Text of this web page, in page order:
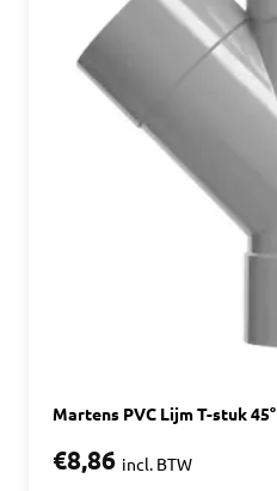
Martens PVC Lijm T-stuk
€8,86 incl. BTW